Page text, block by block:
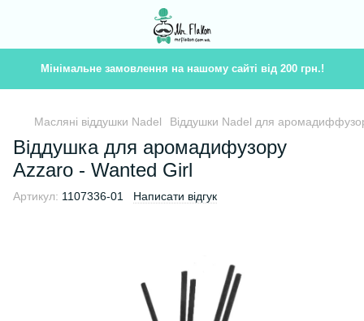
Мінімальне замовлення на нашому сайті від 200 грн.!
Масляні віддушки Nadel Віддушки Nadel для
Віддушка для аромадифузору
Azzaro - Wanted Girl
Артикул: 1107336-01 Написати відгук